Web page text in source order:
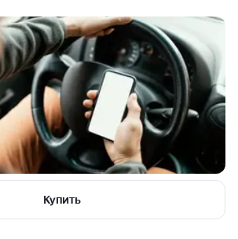
Купить